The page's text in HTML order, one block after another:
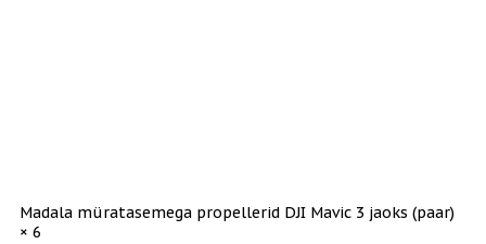
Madala müratasemega propellerid DJI Mavic 3 jaoks (paar)
× 6